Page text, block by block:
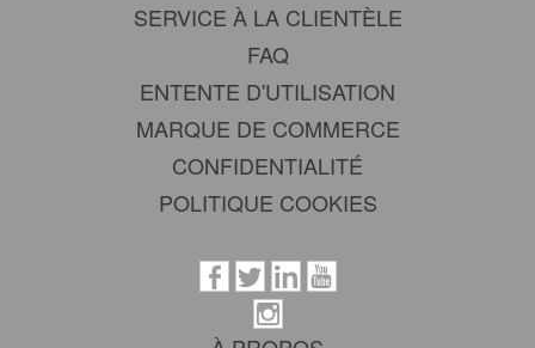
SERVICE À LA CLIENTÈLE
FAQ
ENTENTE D'UTILISATION
MARQUE DE COMMERCE
CONFIDENTIALITÉ
POLITIQUE COOKIES